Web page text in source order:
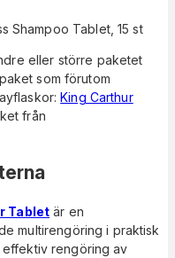
Shampoo Tablet, 15 st
eller större paketet
som förutom
King Carthur
från
Tablet är en
multirengöring i praktisk
rengöring av